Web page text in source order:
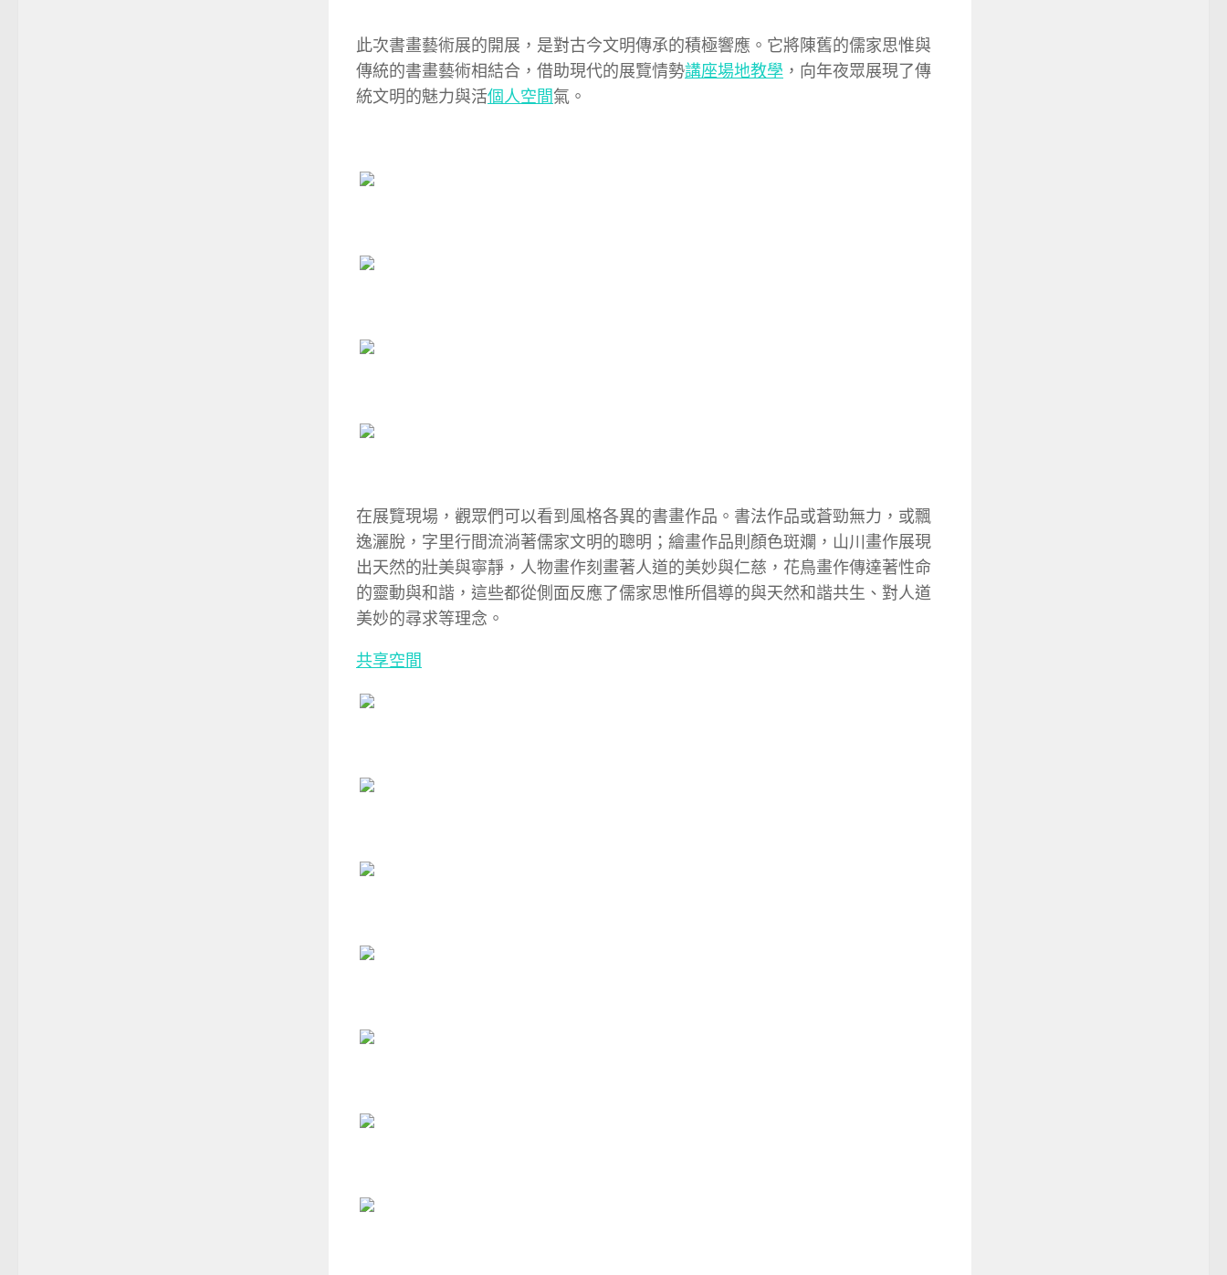
此次書畫藝術展的開展，是對古今文明傳承的積極響應。它將陳舊的儒家思惟與
傳統的書畫藝術相結合，借助現代的展覽情勢講座場地教學 ，向年夜眾展現了傳
統文明的魅力與活個人空間氣。
在展覽現場，觀眾們可以看到風格各異的書畫作品。書法作品或蒼勁無力，或飄
逸灑脫，字里行間流淌著儒家文明的聰明；繪畫作品則顏色斑斕，山川畫作展現
出天然的壯美與寧靜，人物畫作刻畫著人道的美妙與仁慈，花鳥畫作傳達著性命
的靈動與和諧，這些都從側面反應了儒家思惟所倡導的與天然和諧共生、對人道
美妙的尋求等理念。
共享空間